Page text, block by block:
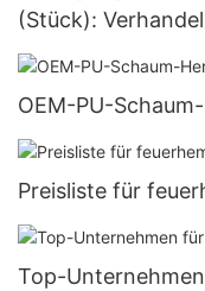
(Stück):
StückUS72
OEM-PU-
Preisliste für
Top-